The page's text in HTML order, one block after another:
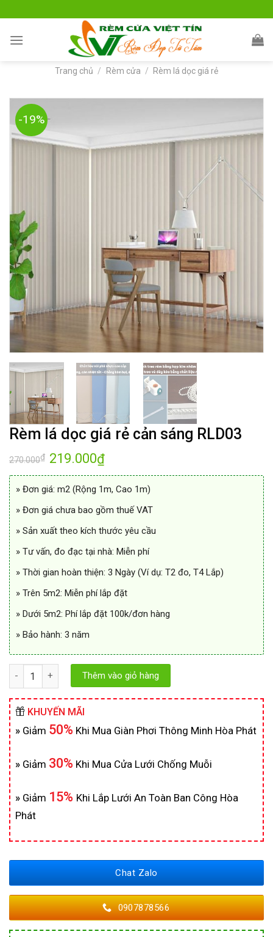
to
content
Trang chủ / Rèm cửa / Rèm lá dọc giá rẻ
-19%
Rèm lá dọc giá rẻ cản sáng RLD03
270.000₫ Giá
gốc
219.000₫Giá
219.000₫.
» Đơn giá: m2 (Rộng 1m, Cao 1m)
» Đơn giá chưa bao gồm thuế VAT
» Sản xuất theo kích thước yêu cầu
» Tư vấn, đo đạc tại nhà: Miễn phí
» Thời gian hoàn thiện: 3 Ngày (Ví dụ: T2 đo, T4 Lắp)
» Trên 5m2: Miễn phí lắp đặt
» Dưới 5m2: Phí lắp đặt 100k/đơn hàng
» Bảo hành: 3 năm
Số lượng Thêm vào giỏ hàng
KHUYẾN MÃI
» Giảm 50% Khi Mua Giàn Phơi Thông Minh Hòa Phát
» Giảm 30% Khi Mua Cửa Lưới Chống Muỗi
» Giảm 15% Khi Lắp Lưới An Toàn Ban Công Hòa
Phát
Chat Zalo
0907878566